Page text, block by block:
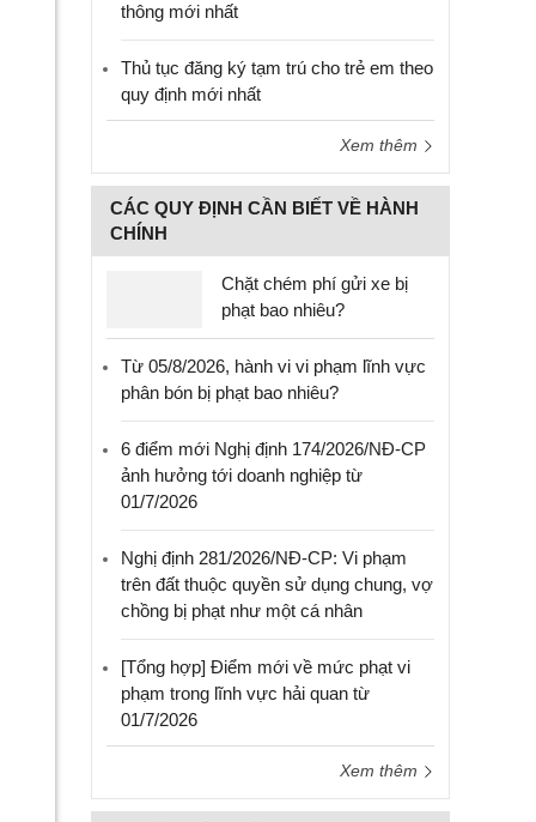
thông mới nhất
Thủ tục đăng ký tạm trú cho trẻ em theo
quy định mới nhất
Xem thêm
CÁC QUY ĐỊNH CẦN BIẾT VỀ HÀNH
CHÍNH
Chặt chém phí gửi xe bị
phạt bao nhiêu?
Từ 05/8/2026, hành vi vi phạm lĩnh vực
phân bón bị phạt bao nhiêu?
6 điểm mới Nghị định 174/2026/NĐ-CP
ảnh hưởng tới doanh nghiệp từ
01/7/2026
Nghị định 281/2026/NĐ-CP: Vi phạm
trên đất thuộc quyền sử dụng chung, vợ
chồng bị phạt như một cá nhân
[Tổng hợp] Điểm mới về mức phạt vi
phạm trong lĩnh vực hải quan từ
01/7/2026
Xem thêm